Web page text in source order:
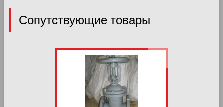
Сопутствующие товары